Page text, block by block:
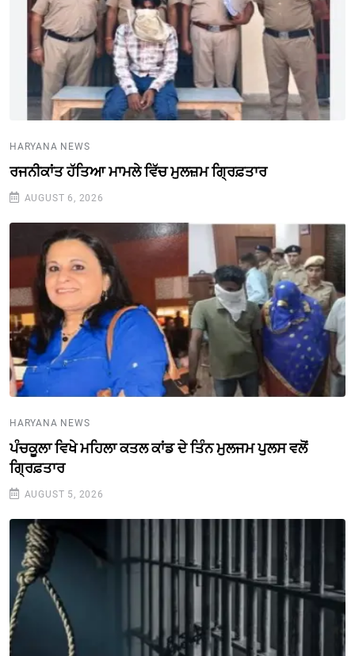
HARYANA NEWS
ਰਜਨੀਕਾਂਤ ਹੱਤਿਆ ਮਾਮਲੇ ਵਿੱਚ ਮੁਲਜ਼ਮ ਗ੍ਰਿਫ਼ਤਾਰ
AUGUST 6, 2026
HARYANA NEWS
ਪੰਚਕੂਲਾ ਵਿਖੇ ਮਹਿਲਾ ਕਤਲ ਕਾਂਡ ਦੇ ਤਿੰਨ ਮੁਲਜਮ ਪੁਲਸ ਵਲੋਂ
ਗ੍ਰਿਫ਼ਤਾਰ
AUGUST 5, 2026